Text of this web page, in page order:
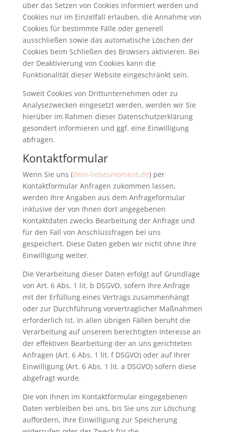
über das Setzen von Cookies informiert werden und
Cookies nur im Einzelfall erlauben, die Annahme von
Cookies für bestimmte Fälle oder generell
ausschließen sowie das automatische Löschen der
Cookies beim Schließen des Browsers aktivieren. Bei
der Deaktivierung von Cookies kann die
Funktionalität dieser Website eingeschränkt sein.
Soweit Cookies von Drittunternehmen oder zu
Analysezwecken eingesetzt werden, werden wir Sie
hierüber im Rahmen dieser Datenschutzerklärung
gesondert informieren und ggf. eine Einwilligung
abfragen.
Kontaktformular
Wenn Sie uns (dein-liebesmoment.de) per
Kontaktformular Anfragen zukommen lassen,
werden Ihre Angaben aus dem Anfrageformular
inklusive der von Ihnen dort angegebenen
Kontaktdaten zwecks Bearbeitung der Anfrage und
für den Fall von Anschlussfragen bei uns
gespeichert. Diese Daten geben wir nicht ohne Ihre
Einwilligung weiter.
Die Verarbeitung dieser Daten erfolgt auf Grundlage
von Art. 6 Abs. 1 lit. b DSGVO, sofern Ihre Anfrage
mit der Erfüllung eines Vertrags zusammenhängt
oder zur Durchführung vorvertraglicher Maßnahmen
erforderlich ist. In allen übrigen Fällen beruht die
Verarbeitung auf unserem berechtigten Interesse an
der effektiven Bearbeitung der an uns gerichteten
Anfragen (Art. 6 Abs. 1 lit. f DSGVO) oder auf Ihrer
Einwilligung (Art. 6 Abs. 1 lit. a DSGVO) sofern diese
abgefragt wurde.
Die von Ihnen im Kontaktformular eingegebenen
Daten verbleiben bei uns, bis Sie uns zur Löschung
auffordern, Ihre Einwilligung zur Speicherung